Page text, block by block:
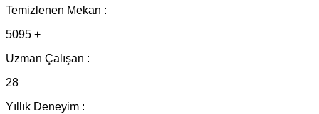
Temizlenen Mekan :
5095 +
Uzman Çalışan :
28
Yıllık Deneyim :